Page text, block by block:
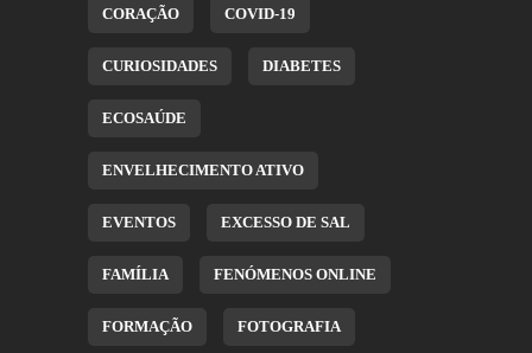
CORAÇÃO COVID-19
CURIOSIDADES DIABETES
ECOSAÚDE
ENVELHECIMENTO ATIVO
EVENTOS EXCESSO DE SAL
FAMÍLIA FENÓMENOS ONLINE
FORMAÇÃO FOTOGRAFIA